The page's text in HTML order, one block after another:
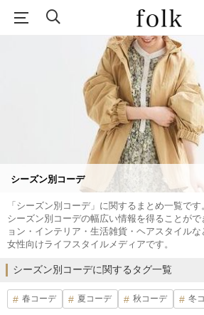
シーズン別コーデ
「シーズン別コーデ」に関するまとめ一覧で
シーズン別コーデの幅広い情報を得ることが
ョン・インテリア・生活雑貨・ヘアスタイル
女性向けライフスタイルメディアです。
シーズン別コーデに関するタグ一覧
春コーデ 夏コーデ 秋コーデ 冬